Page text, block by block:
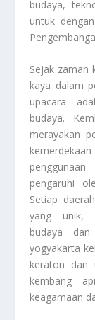
budaya,
untuk
Sejak zaman
kaya dalam
upacara
budaya.
merayakan
pengaruhi
Setiap
yang unik,
budaya
yogyakarta
keraton dan
kembang
keagamaan